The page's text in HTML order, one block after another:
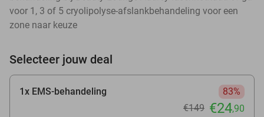
voor 1, 3 of 5 cryolipolyse-afslankbehandeling voor een
zone naar keuze
Selecteer jouw deal
1x EMS-behandeling
83%
€149 €24,90